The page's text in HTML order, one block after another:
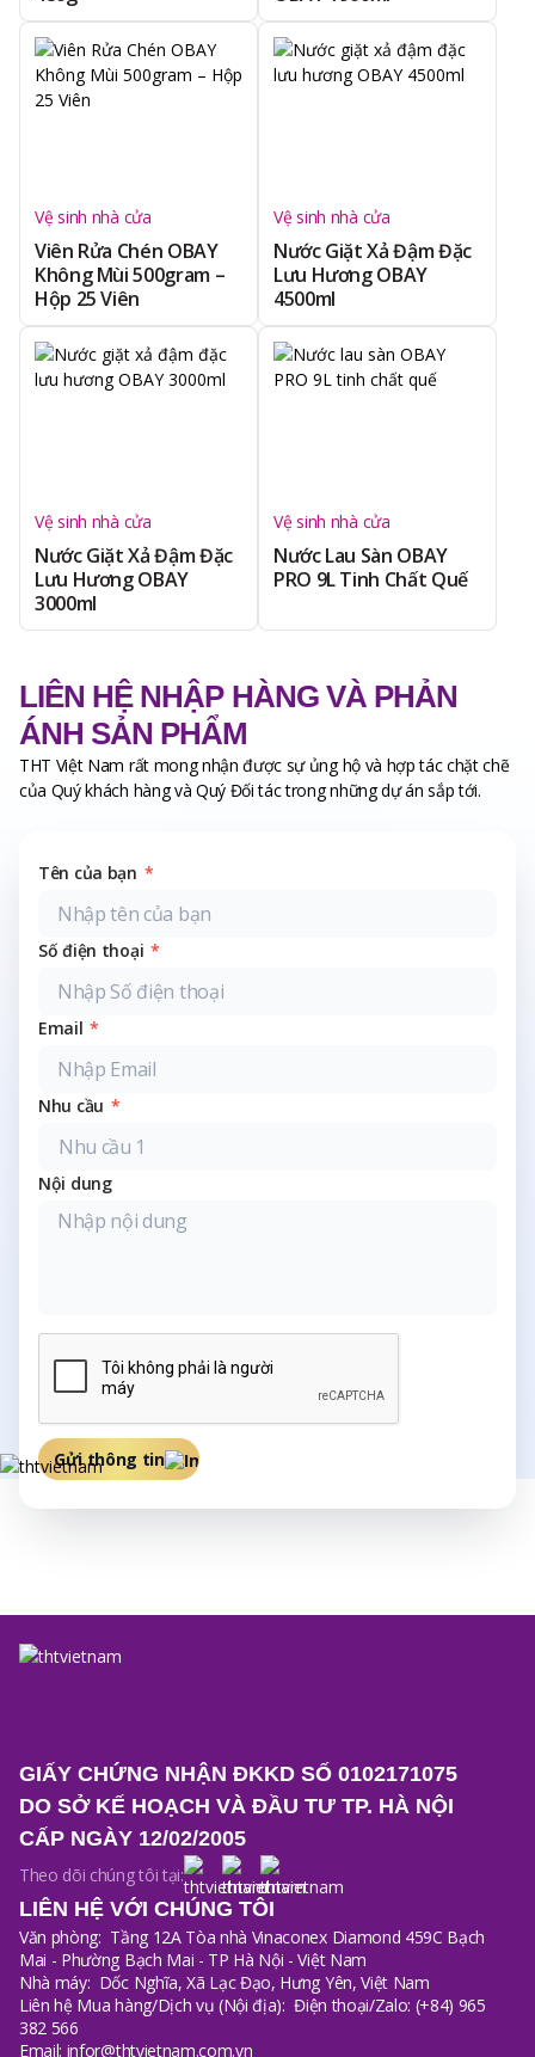
Vệ sinh nhà cửa
Viên Rửa Chén OBAY
Không Mùi 500gram –
Hộp 25 Viên
Vệ sinh nhà cửa
Nước Giặt Xả Đậm Đặc
Lưu Hương OBAY
4500ml
Vệ sinh nhà cửa
Nước Giặt Xả Đậm Đặc
Lưu Hương OBAY
3000ml
Vệ sinh nhà cửa
Nước Lau Sàn OBAY
PRO 9L Tinh Chất Quế
LIÊN HỆ NHẬP HÀNG VÀ PHẢN
ÁNH SẢN PHẨM
THT Việt Nam rất mong nhận được sự ủng hộ và hợp tác chặt chẽ
của Quý khách hàng và Quý Đối tác trong những dự án sắp tới.
Tên của bạn *
Số điện thoại *
Email *
Nhu cầu *
Nội dung
Gửi thông tin
GIẤY CHỨNG NHẬN ĐKKD SỐ 0102171075
DO SỞ KẾ HOẠCH VÀ ĐẦU TƯ TP. HÀ NỘI
CẤP NGÀY 12/02/2005
Theo dõi chúng tôi tại:
LIÊN HỆ VỚI CHÚNG TÔI
Văn phòng: Tầng 12A Tòa nhà Vinaconex Diamond 459C Bạch
Mai - Phường Bạch Mai - TP Hà Nội - Việt Nam
Nhà máy: Dốc Nghĩa, Xã Lạc Đạo, Hưng Yên, Việt Nam
Liên hệ Mua hàng/Dịch vụ (Nội địa): Điện thoại/Zalo: (+84) 965
382 566
Email: infor@thtvietnam.com.vn